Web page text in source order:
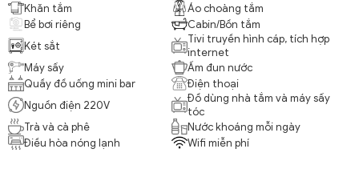
Khăn tắm
Áo choàng tắm
Bể bơi riêng
Cabin/Bồn tắm
Két sắt
Tivi truyền hình cáp, tích hợp
internet
Máy sấy
Ấm đun nước
Quầy đồ uống mini bar
Điện thoại
Nguồn điện 220V
Đồ dùng nhà tắm và máy sấy
tóc
Trà và cà phê
Nước khoáng mỗi ngày
Điều hòa nóng lạnh
Wifi miễn phí